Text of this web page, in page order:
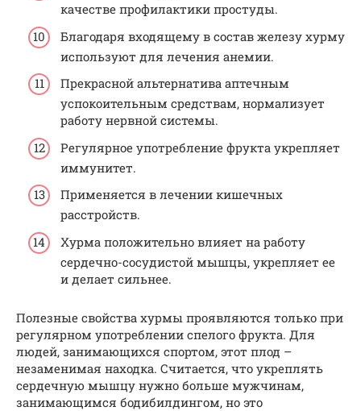
качестве профилактики простуды.
Благодаря входящему в состав железу хурму
используют для лечения анемии.
Прекрасной альтернатива аптечным
успокоительным средствам, нормализует
работу нервной системы.
Регулярное употребление фрукта укрепляет
иммунитет.
Применяется в лечении кишечных
расстройств.
Хурма положительно влияет на работу
сердечно-сосудистой мышцы, укрепляет ее
и делает сильнее.
Полезные свойства хурмы проявляются только при
регулярном употреблении спелого фрукта. Для
людей, занимающихся спортом, этот плод –
незаменимая находка. Считается, что укреплять
сердечную мышцу нужно больше мужчинам,
занимающимся бодибилдингом, но это